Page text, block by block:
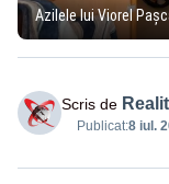
Azilele lui Viorel
Scris de
Publicat:8 iul.